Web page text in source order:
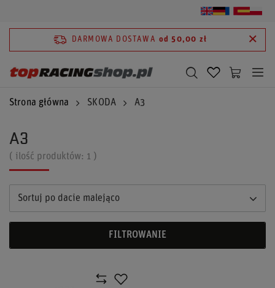
DARMOWA DOSTAWA od 50,00 zł
Strona główna SKODA A3
A3
( ilość produktów: 1 )
Sortuj po dacie malejąco
FILTROWANIE